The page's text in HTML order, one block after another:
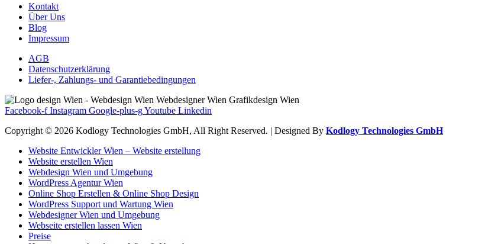
Kontakt
Über Uns
Blog
Impressum
AGB
Datenschutzerklärung
Liefer-, Zahlungs- und Garantiebedingungen
Facebook-f Instagram Google-plus-gYoutube Linkedin
Copyright © 2026 Kodlogy Technologies GmbH, All Right Reserved. | Designed By Kodlogy Technologies GmbH
Website Entwickler Wien – Website erstellung
Website erstellen Wien
Webdesign Wien und Umgebung
WordPress Agentur Wien
Online Shop Erstellen & Online Shop Design
WordPress Support und Wartung Wien
Webdesigner Wien und Umgebung
Webseite erstellen lassen Wien
Preise